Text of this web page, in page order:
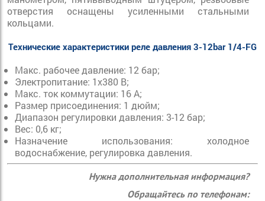
отверстия оснащены усиленными стальными
кольцами.
Технические характеристики реле давления 3-12bar 1/4-FG
Макс. рабочее давление: 12 бар;
Электропитание: 1х380 В;
Макс. ток коммутации: 16 А;
Размер присоединения: 1 дюйм;
Диапазон регулировки давления: 3-12 бар;
Вес: 0,6 кг;
Назначение использования: холодное
водоснабжение, регулировка давления.
Нужна дополнительная информация?
Обращайтесь по телефонам: